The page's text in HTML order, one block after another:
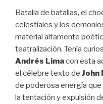
Batalla de batallas, el
celestiales y los
material altamente
teatralización. Tenía
Andrés Limacon esta
el célebre texto de John
de poderosa energía
la tentación y expulsión